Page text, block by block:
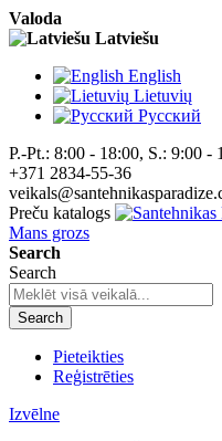
Valoda
Latviešu
English
Lietuvių
Pусский
P.-Pt.: 8:00 - 18:00, S.: 9:00 -
+371 2834-55-36
Preču katalogs
Mans grozs
Search
Search
Search
Pieteikties
Reģistrēties
Izvēlne